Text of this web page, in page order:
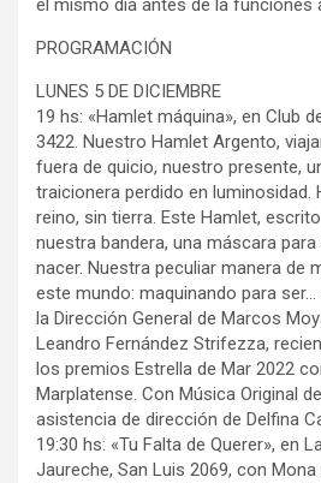
el mismo día antes de la funciones
PROGRAMACIÓN
LUNES 5 DE DICIEMBRE
19 hs: «Hamlet máquina», en Club
3422. Nuestro Hamlet Argento,
fuera de quicio, nuestro presente,
traicionera perdido en luminosidad.
reino, sin tierra. Este Hamlet,
nuestra bandera, una máscara
nacer. Nuestra peculiar manera de
este mundo: maquinando para
la Dirección General de Marcos
Leandro Fernández Strifezza,
los premios Estrella de Mar 2022
Marplatense. Con Música Original
asistencia de dirección de Delfina
19:30 hs: «Tu Falta de Querer», en
Jaureche, San Luis 2069, con